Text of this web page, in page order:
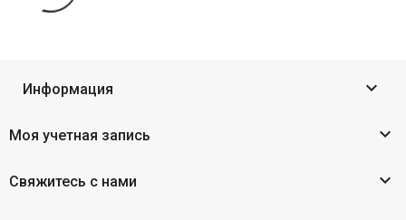
Информация 
Моя учетная запись 
Свяжитесь с нами 